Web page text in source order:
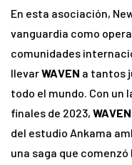
En esta asociación,
vanguardia como
comunidades
llevarWAVEN a tantos
todo el mundo. Con
finales de 2023, WAVEN
del estudio Ankama
una saga que